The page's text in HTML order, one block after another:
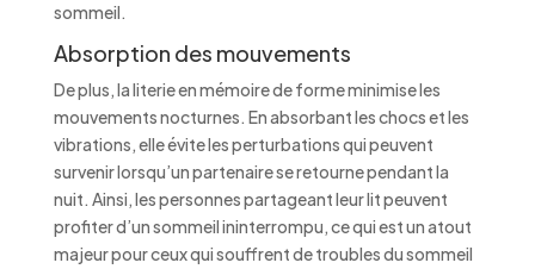
sommeil.
Absorption des mouvements
De plus, la literie en mémoire de forme minimise les
mouvements nocturnes. En absorbant les chocs et les
vibrations, elle évite les perturbations qui peuvent
survenir lorsqu’un partenaire se retourne pendant la
nuit. Ainsi, les personnes partageant leur lit peuvent
profiter d’un sommeil ininterrompu, ce qui est un atout
majeur pour ceux qui souffrent de troubles du sommeil